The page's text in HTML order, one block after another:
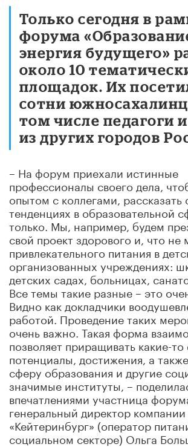
Только сегодня в
форума
энергия будущего»
около 10
площадок. Их
сотни
том числе педагоги
из других городов
– На форум приехали истинные
профессионалы своего дела,
опытом с коллегами, рассказать
тенденциях в образовательной
только. Мы, например, будем
свой проект здорового и, что не
привлекательного питания в
организованных учреждениях:
детских садах, больницах,
Все темы такие разные – это
Видно как докладчики
работой. Проведение таких
очень важно. Такая форма
позволяет приращивать какие-
потенциалы, достижения, а
сферу образования и другие
значимые институты, –
впечатлениями участница
генеральный директор компании
«Кейтеринбург» (оператор
социальном секторе) Ольга